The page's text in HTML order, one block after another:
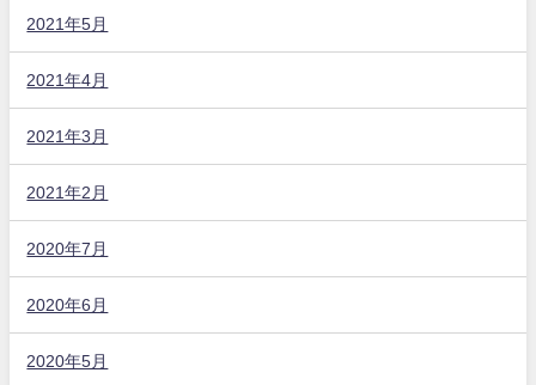
2021年5月
2021年4月
2021年3月
2021年2月
2020年7月
2020年6月
2020年5月